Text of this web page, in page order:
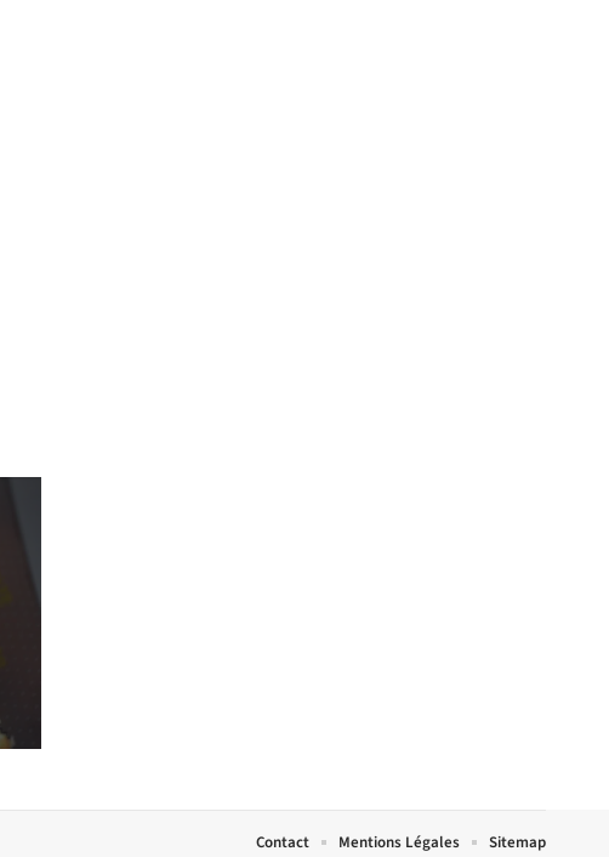
Contact Mentions Légales Sitemap